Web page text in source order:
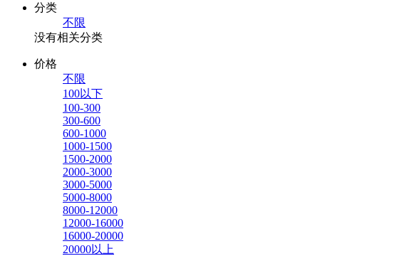
分类
不限
没有相关分类
价格
不限
100以下
100-300
300-600
600-1000
1000-1500
1500-2000
2000-3000
3000-5000
5000-8000
8000-12000
12000-16000
16000-20000
20000以上